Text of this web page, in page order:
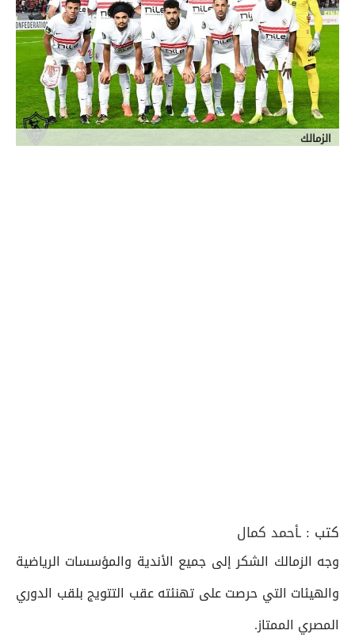
الزمالك
كتب : ـأحمد كمال
وجه الزمالك الشكر إلى جميع الأندية والمؤسسات الرياضية
والهيئات التي حرصت على تهنئته عقب التتويج بلقب الدوري
المصري الممتاز.